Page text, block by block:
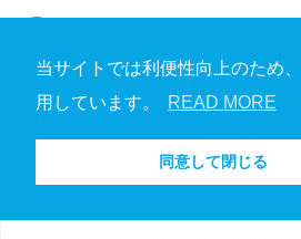
当サイトでは利便性向上のため
用しています。
READ MORE
同意して閉じる
ニュース
ニュース一覧